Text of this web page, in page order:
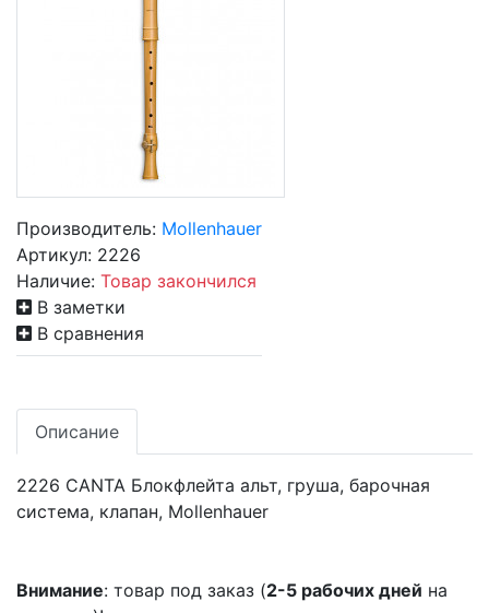
Производитель: Mollenhauer
Артикул: 2226
Наличие: Товар закончился
В заметки
В сравнения
Описание
2226 CANTA Блокфлейта альт, груша, барочная
система, клапан, Mollenhauer
Внимание: товар под заказ (2-5 рабочих дней на